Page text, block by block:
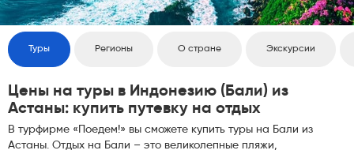
Туры Регионы О стране Экскурсии
Цены на туры в Индонезию (Бали) из
Астаны: купить путевку на отдых
В турфирме «Поедем!» вы сможете купить туры на Бали из
Астаны. Отдых на Бали – это великолепные пляжи,